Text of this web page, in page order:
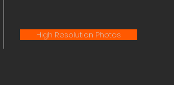
High Resolution Photos